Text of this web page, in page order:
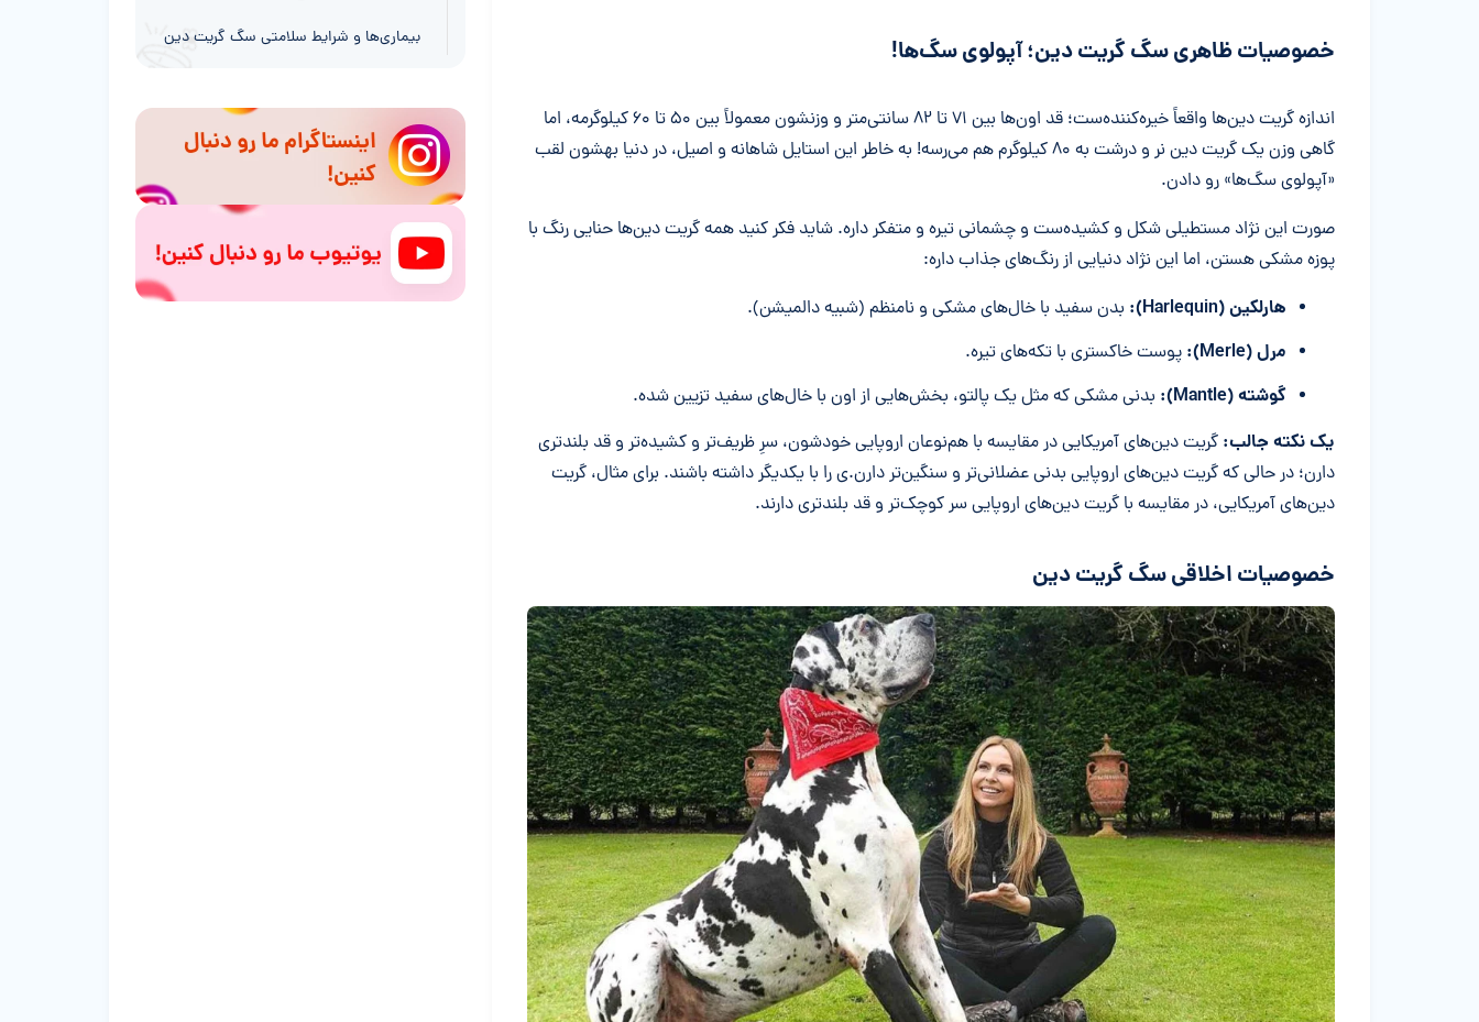
خصوصیات ظاهری سگ گریت دین؛ آپولوی سگ‌ها!
اندازه گریت دین‌ها واقعاً خیره‌کننده‌ست؛ قد اون‌ها بین ۷۱ تا ۸۲ سانتی‌متر و وزنشون معمولاً بین ۵۰ تا ۶۰ کیلوگرمه، اما
گاهی وزن یک گریت دین نر و درشت به ۸۰ کیلوگرم هم می‌رسه! به خاطر این استایل شاهانه و اصیل، در دنیا بهشون لقب
«آپولوی سگ‌ها» رو دادن.
صورت این نژاد مستطیلی شکل و کشیده‌ست و چشمانی تیره و متفکر داره. شاید فکر کنید همه گریت دین‌ها حنایی رنگ با
پوزه مشکی هستن، اما این نژاد دنیایی از رنگ‌های جذاب داره:
هارلکین (Harlequin): بدن سفید با خال‌های مشکی و نامنظم (شبیه دالمیشن).
مرل (Merle): پوست خاکستری با تکه‌های تیره.
گوشته (Mantle): بدنی مشکی که مثل یک پالتو، بخش‌هایی از اون با خال‌های سفید تزیین شده.
یک نکته جالب: گریت دین‌های آمریکایی در مقایسه با هم‌نوعان اروپایی خودشون، سرِ ظریف‌تر و کشیده‌تر و قد بلندتری
دارن؛ در حالی که گریت دین‌های اروپایی بدنی عضلانی‌تر و سنگین‌تر دارن.ی را با یکدیگر داشته باشند. برای مثال، گریت
دین‌های آمریکایی، در مقایسه با گریت دین‌های اروپایی سر کوچک‌تر و قد بلندتری دارند.
خصوصیات اخلاقی سگ گریت دین
بیماری‌ها و شرایط سلامتی سگ گریت دین
فنجان با رشد پت
آموزش و تربیت سگ گریت دین
نظافت و بهداشت سگ گریت دین
شرایط زندگی سگ گریت دین